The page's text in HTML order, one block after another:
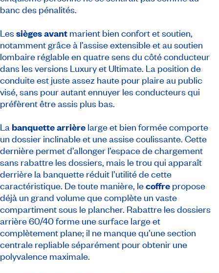
banc des pénalités.
Les sièges avant marient bien confort et soutien,
notamment grâce à l’assise extensible et au soutien
lombaire réglable en quatre sens du côté conducteur
dans les versions Luxury et Ultimate. La position de
conduite est juste assez haute pour plaire au public
visé, sans pour autant ennuyer les conducteurs qui
préfèrent être assis plus bas.
La banquette arrière large et bien formée comporte
un dossier inclinable et une assise coulissante. Cette
dernière permet d’allonger l’espace de chargement
sans rabattre les dossiers, mais le trou qui apparaît
derrière la banquette réduit l’utilité de cette
caractéristique. De toute manière, lecoffre propose
déjà un grand volume que complète un vaste
compartiment sous le plancher. Rabattre les dossiers
arrière 60/40 forme une surface large et
complètement plane; il ne manque qu’une section
centrale repliable séparément pour obtenir une
polyvalence maximale.